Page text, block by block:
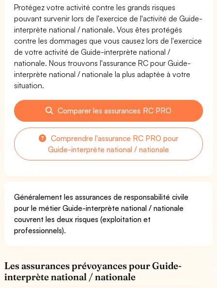
Protégez votre activité contre les grands risques
pouvant survenir lors de l'exercice de l'activité de Guide-
interprète national / nationale. Vous êtes protégés
contre les dommages que vous causez lors de l'exercice
de votre activité de Guide-interprète national /
nationale. Nous trouvons l'assurance RC pour Guide-
interprète national / nationale la plus adaptée à votre
situation.
Comparer les assurances RC PRO
Comprendre l'assurance RC PRO pour
Guide-interprète national / nationale
Généralement les assurances de responsabilité civile
pour le métier Guide-interprète national / nationale
couvrent les deux risques (exploitation et
professionnels).
Les assurances prévoyances pour Guide-
interprète national / nationale